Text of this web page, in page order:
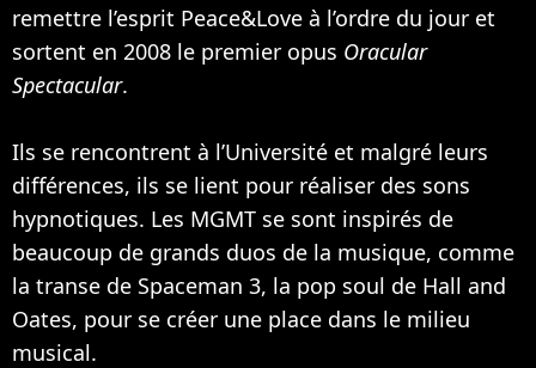
remettre l’esprit Peace&Love à l’ordre du jour et
sortent en 2008 le premier opus Oracular
Spectacular.
Ils se rencontrent à l’Université et malgré leurs
différences, ils se lient pour réaliser des sons
hypnotiques. Les MGMT se sont inspirés de
beaucoup de grands duos de la musique, comme
la transe de Spaceman 3, la pop soul de Hall and
Oates, pour se créer une place dans le milieu
musical.